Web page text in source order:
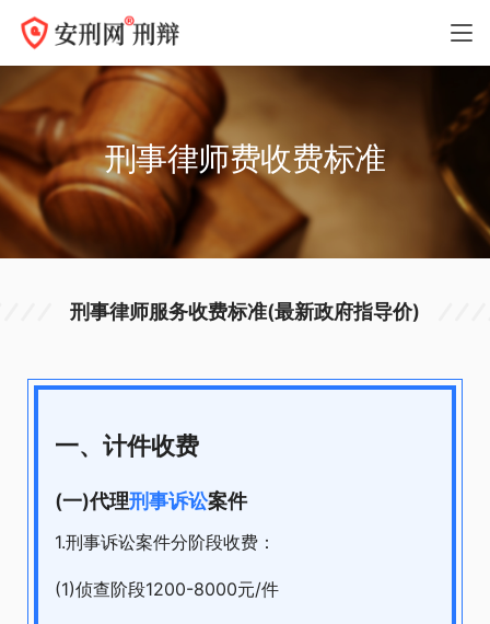
刑事律师费收费标准
刑事律师服务收费标准(最新政府指导价)
一、计件收费
(一)代理刑事诉讼案件
1.刑事诉讼案件分阶段收费：
(1)侦查阶段1200-8000元/件